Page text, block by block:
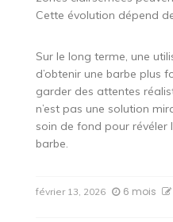
Cette évolution dépend
Sur le long terme, une
d’obtenir une barbe plus
garder des attentes
n’est pas une solution
soin de fond pour révéler
barbe.
février 13, 2026 6 mois